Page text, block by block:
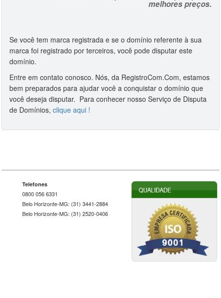
melhores preços.
Se você tem marca registrada e se o domínio referente à sua
marca foi registrado por terceiros, você pode disputar este
domínio.
Entre em contato conosco. Nós, da RegistroCom.Com, estamos
bem preparados para ajudar você a conquistar o domínio que
você deseja disputar. Para conhecer nosso Serviço de Disputa
de Domínios, clique aqui !
Telefones
0800 056 6331
Belo Horizonte-MG: (31) 3441-2884
Belo Horizonte-MG: (31) 2520-0406